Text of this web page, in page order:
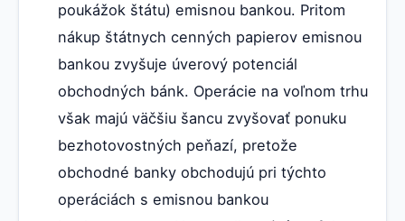
poukážok štátu) emisnou bankou. Pritom
nákup štátnych cenných papierov emisnou
bankou zvyšuje úverový potenciál
obchodných bánk. Operácie na voľnom trhu
však majú väčšiu šancu zvyšovať ponuku
bezhotovostných peňazí, pretože
obchodné banky obchodujú pri týchto
operáciách s emisnou bankou